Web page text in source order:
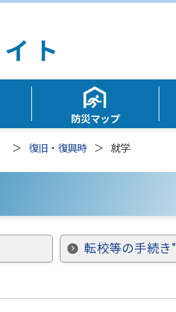
防災マップ
復旧・復興時 就学
転校等の手続き"